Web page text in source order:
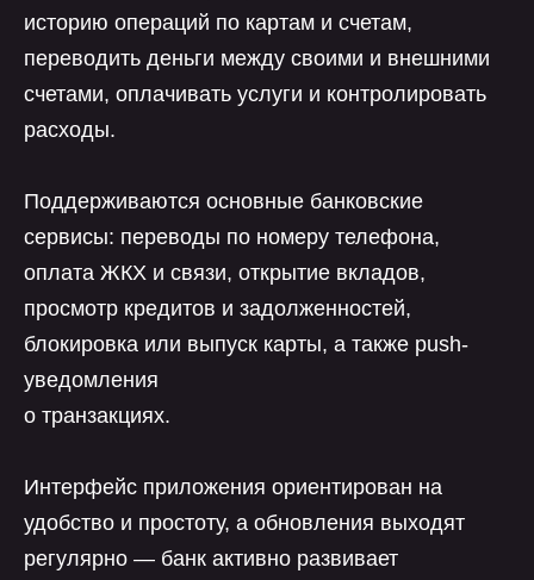
историю операций по картам и счетам,
переводить деньги между своими и внешними
счетами, оплачивать услуги и контролировать
расходы.
Поддерживаются основные банковские
сервисы: переводы по номеру телефона,
оплата ЖКХ и связи, открытие вкладов,
просмотр кредитов и задолженностей,
блокировка или выпуск карты, а также push-
уведомления
о транзакциях.
Интерфейс приложения ориентирован на
удобство и простоту, а обновления выходят
регулярно — банк активно развивает